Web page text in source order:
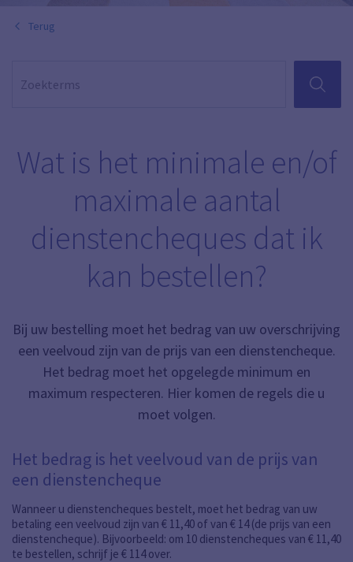
Terug
ZOEKEN
Wat is het minimale en/of
maximale aantal
dienstencheques dat ik
kan bestellen?
Bij uw bestelling moet het bedrag van uw overschrijving
een veelvoud zijn van de prijs van een dienstencheque.
Het bedrag moet het opgelegde minimum en
maximum respecteren. Hier komen de regels die u
moet volgen.
Het bedrag is het veelvoud van de prijs van
een dienstencheque
Wanneer u dienstencheques bestelt, moet het bedrag van uw
betaling een veelvoud zijn van € 11,40 of van € 14 (de prijs van een
dienstencheque). Bijvoorbeeld: om 10 dienstencheques van € 11,40
te bestellen, schrijf je € 114 over.